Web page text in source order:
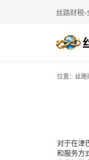
丝路财税-
位置： 丝路
对于在津
和服务方